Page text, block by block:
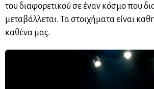
του διαφορετικού σε έναν κόσμο που
μεταβάλλεται. Τα στοιχήματα είναι
καθένα μας.